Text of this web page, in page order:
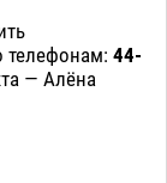
44-
— Алёна